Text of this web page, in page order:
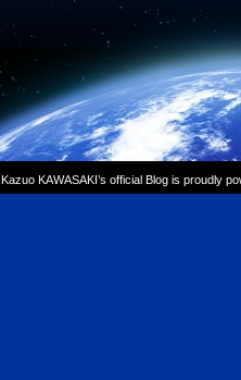
Kazuo KAWASAKI’s official Blog is proudly